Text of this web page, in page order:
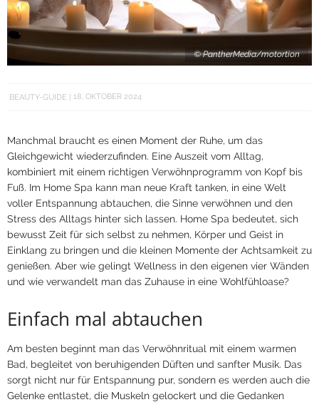
© PantherMedia/motortion
BEAUTY-GUIDE 18. OKTOBER 2024
Manchmal braucht es einen Moment der Ruhe, um das
Gleichgewicht wiederzufinden. Eine Auszeit vom Alltag,
kombiniert mit einem richtigen Verwöhnprogramm von Kopf bis
Fuß. Im Home Spa kann man neue Kraft tanken, in eine Welt
voller Entspannung abtauchen, die Sinne verwöhnen und den
Stress des Alltags hinter sich lassen. Home Spa bedeutet, sich
bewusst Zeit für sich selbst zu nehmen, Körper und Geist in
Einklang zu bringen und die kleinen Momente der Achtsamkeit zu
genießen. Aber wie gelingt Wellness in den eigenen vier Wänden
und wie verwandelt man das Zuhause in eine Wohlfühloase?
Einfach mal abtauchen
Am besten beginnt man das Verwöhnritual mit einem warmen
Bad, begleitet von beruhigenden Düften und sanfter Musik. Das
sorgt nicht nur für Entspannung pur, sondern es werden auch die
Gelenke entlastet, die Muskeln gelockert und die Gedanken